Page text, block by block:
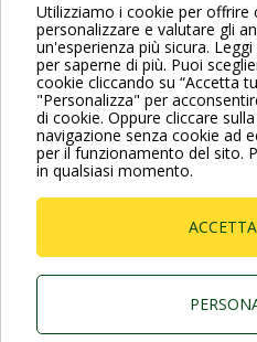
Utilizziamo i cookie per offrire
personalizzare e valutare gli
un'esperienza più sicura.
per saperne di più. Puoi
cookie cliccando su “Accetta
"Personalizza" per
di cookie. Oppure cliccare
navigazione senza cookie ad
per il funzionamento del sito.
in qualsiasi momento.
24/10/2019
Paginazione
Pagina
precedente
‹ Previous Pagina
1 Pagina
2
Pagina
attuale
3 4
P.I. 03675230282 - R.E.A. Padova N.